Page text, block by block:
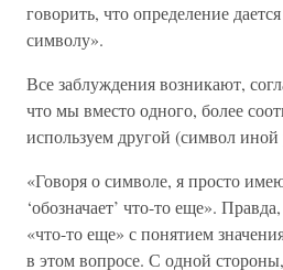
говорить, что определение
символу».
Все заблуждения возникают,
что мы вместо одного, более
используем другой (символ иной
«Говоря о символе, я просто
‘обозначает’ что-то еще».
«что-то еще» с понятием
в этом вопросе. С одной